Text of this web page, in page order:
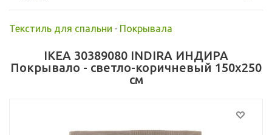
Текстиль для спальни - Покрывала
IKEA 30389080 INDIRA ИНДИРА
Покрывало - светло-коричневый 150x250
см